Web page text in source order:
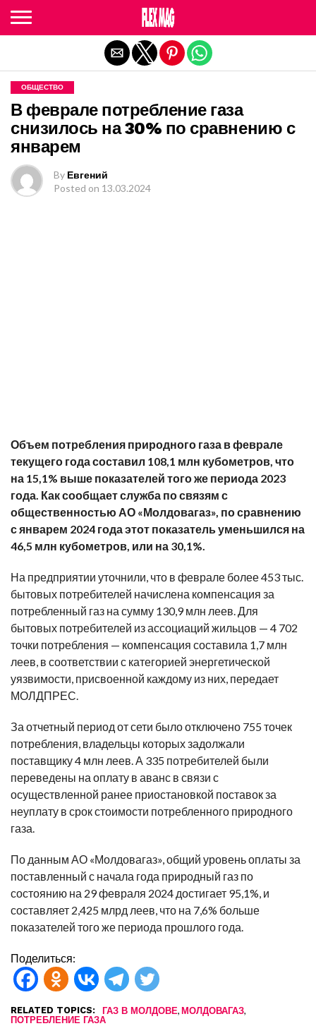
ОБЩЕСТВО
В феврале потребление газа
снизилось на 30% по сравнению с
январем
By Евгений
Posted on 13.03.2024
Объем потребления природного газа в феврале
текущего года составил 108,1 млн кубометров, что
на 15,1% выше показателей того же периода 2023
года. Как сообщает служба по связям с
общественностью АО «Молдовагаз», по сравнению
с январем 2024 года этот показатель уменьшился на
46,5 млн кубометров, или на 30,1%.
На предприятии уточнили, что в феврале более453 тыс.
бытовых потребителей начислена компенсация за
потребленный газ на сумму 130,9 млн леев. Для
бытовых потребителей из ассоциаций жильцов — 4 702
точки потребления — компенсация составила 1,7 млн
леев, в соответствии с категорией энергетической
уязвимости, присвоенной каждому из них, передает
МОЛДПРЕС.
За отчетный период от сети былоотключено 755 точек
потребления, владельцы которыхзадолжали
поставщику4 млн леев. А 335 потребителей были
переведены на оплату в аванс в связи с
осуществленной ранее приостановкой поставок за
неуплату в срок стоимости потребленного природного
газа.
По данным АО «Молдовагаз», общий уровень оплаты за
поставленный с начала года природный газ по
состоянию на 29 февраля 2024 достигает 95,1%, и
составляет 2,425 млрд леев, что на 7,6% больше
показателей того же периода прошлого года.
Поделиться:
RELATED TOPICS: ГАЗ В МОЛДОВЕ, МОЛДОВАГАЗ,
ПОТРЕБЛЕНИЕ ГАЗА
Exit mobile version